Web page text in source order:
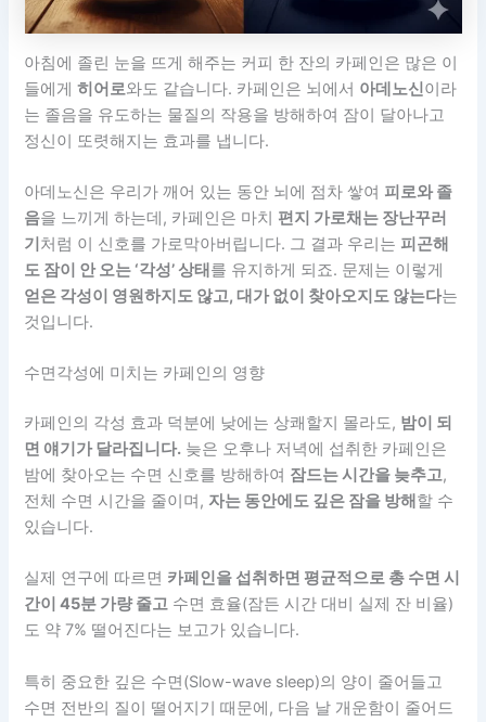
아침에 졸린 눈을 뜨게 해주는 커피 한 잔의 카페인은 많은 이
들에게히어로와도 같습니다. 카페인은 뇌에서 아데노신 이라
는 졸음을 유도하는 물질의 작용을 방해하여 잠이 달아나고
정신이 또렷해지는 효과를 냅니다.
아데노신은 우리가 깨어 있는 동안 뇌에 점차 쌓여 피로와 졸
음을 느끼게 하는데, 카페인은 마치 편지 가로채는 장난꾸러
기 처럼 이 신호를 가로막아버립니다. 그 결과 우리는 피곤해
도 잠이 안 오는 ‘각성’ 상태 를 유지하게 되죠. 문제는 이렇게
얻은 각성이 영원하지도 않고, 대가 없이 찾아오지도 않는다는
것입니다.
수면각성에 미치는 카페인의 영향
카페인의 각성 효과 덕분에 낮에는 상쾌할지 몰라도, 밤이 되
면 얘기가 달라집니다. 늦은 오후나 저녁에 섭취한 카페인은
밤에 찾아오는 수면 신호를 방해하여 잠드는 시간을 늦추고,
전체 수면 시간을 줄이며, 자는 동안에도 깊은 잠을 방해 할 수
있습니다.
실제 연구에 따르면 카페인을 섭취하면 평균적으로 총 수면 시
간이 45분 가량 줄고 수면 효율(잠든 시간 대비 실제 잔 비율)
도 약 7% 떨어진다는 보고가 있습니다.
특히 중요한 깊은 수면(Slow-wave sleep)의 양이 줄어들고
수면 전반의 질이 떨어지기 때문에, 다음 날 개운함이 줄어드